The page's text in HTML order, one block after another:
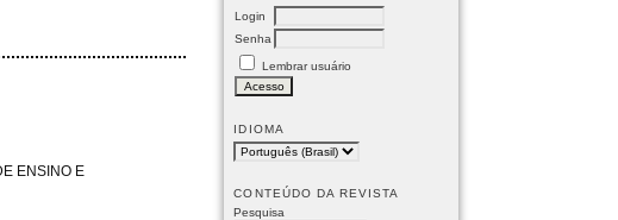
Login
Senha
Lembrar usuário
IDIOMA
CONTEÚDO DA REVISTA
Pesquisa
ENSINO E